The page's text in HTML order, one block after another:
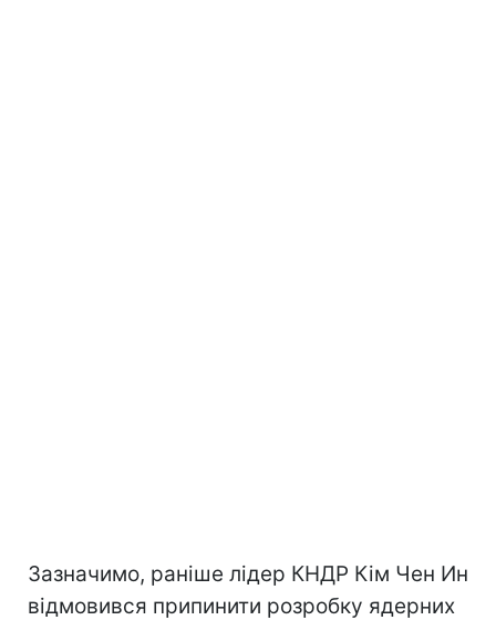
Зазначимо, раніше лідер КНДР Кім Чен Ин
відмовився припинити розробку ядерних